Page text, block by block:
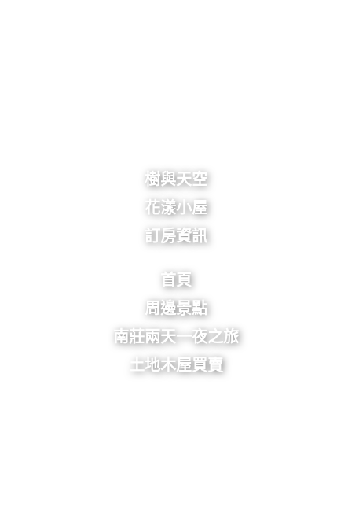
樹與天空
花漾小屋
訂房資訊
首頁
周邊景點
南莊兩天一夜之旅
土地木屋買賣